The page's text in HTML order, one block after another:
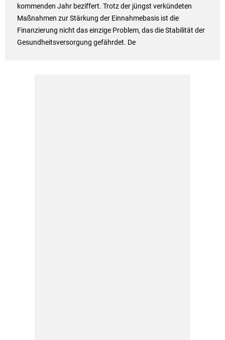
kommenden Jahr beziffert. Trotz der jüngst verkündeten
Maßnahmen zur Stärkung der Einnahmebasis ist die
Finanzierung nicht das einzige Problem, das die Stabilität der
Gesundheitsversorgung gefährdet. De